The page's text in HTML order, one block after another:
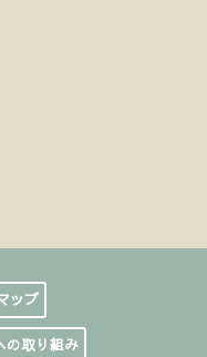
ップ
の取り組み